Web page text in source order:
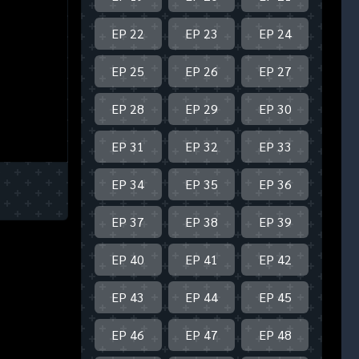
EP 22 EP 23 EP 24
EP 25 EP 26 EP 27
EP 28 EP 29 EP 30
EP 31 EP 32 EP 33
EP 34 EP 35 EP 36
EP 37 EP 38 EP 39
EP 40 EP 41 EP 42
EP 43 EP 44 EP 45
EP 46 EP 47 EP 48